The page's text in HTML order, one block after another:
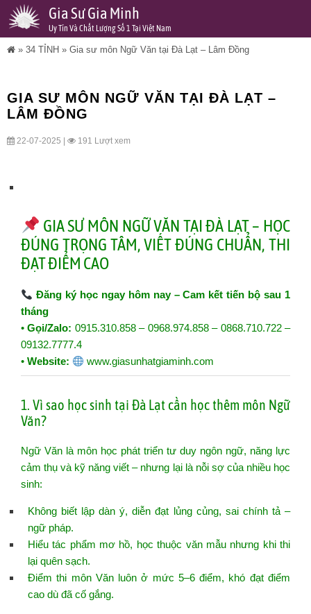
Gia Sư Gia Minh
Uy Tín Và Chất Lượng Số 1 Tại Việt Nam
» 34 TỈNH » Gia sư môn Ngữ Văn tại Đà Lạt – Lâm Đồng
GIA SƯ MÔN NGỮ VĂN TẠI ĐÀ LẠT –
LÂM ĐỒNG
22-07-2025 | 191 Lượt xem
GIA SƯ MÔN NGỮ VĂN TẠI ĐÀ LẠT – HỌC
ĐÚNG TRỌNG TÂM, VIẾT ĐÚNG CHUẨN, THI
ĐẠT ĐIỂM CAO
Đăng ký học ngay hôm nay – Cam kết tiến bộ sau 1
tháng
•Gọi/Zalo: 0915.310.858 – 0968.974.858 – 0868.710.722 –
09132.7777.4
• Website: www.giasunhatgiaminh.com
1. Vì sao học sinh tại Đà Lạt cần học thêm môn Ngữ
Văn?
Ngữ Văn là môn học phát triển tư duy ngôn ngữ, năng lực
cảm thụ và kỹ năng viết – nhưng lại là nỗi sợ của nhiều học
sinh:
Không biết lập dàn ý, diễn đạt lủng củng, sai chính tả –
ngữ pháp.
Hiểu tác phẩm mơ hồ, học thuộc văn mẫu nhưng khi thi
lại quên sạch.
Điểm thi môn Văn luôn ở mức 5–6 điểm, khó đạt điểm
cao dù đã cố gắng.